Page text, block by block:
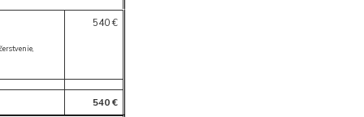
540 €
540 €